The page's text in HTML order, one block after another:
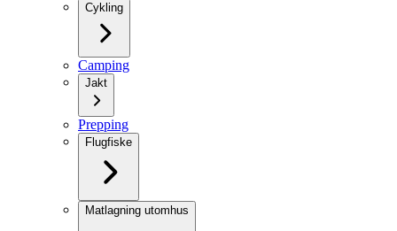
Cykling
Camping
Jakt
Prepping
Flugfiske
Matlagning utomhus